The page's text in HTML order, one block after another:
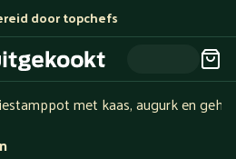
door topchefs
met kaas, augurk en